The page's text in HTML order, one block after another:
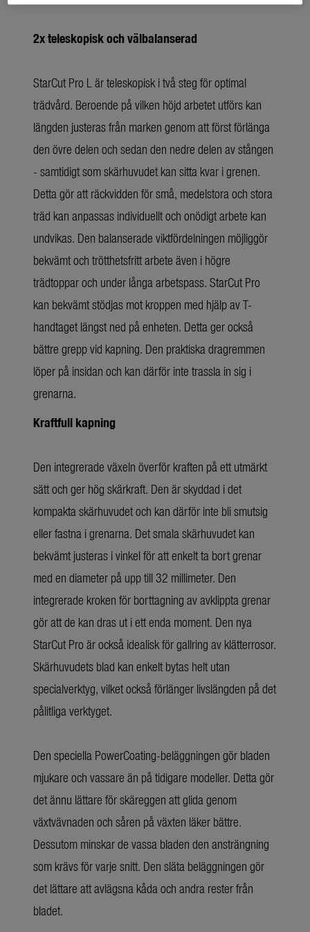
2x teleskopisk och välbalanserad
StarCut Pro L är teleskopisk i två steg för optimal
trädvård. Beroende på vilken höjd arbetet utförs kan
längden justeras från marken genom att först förlänga
den övre delen och sedan den nedre delen av stången
- samtidigt som skärhuvudet kan sitta kvar i grenen.
Detta gör att räckvidden för små, medelstora och stora
träd kan anpassas individuellt och onödigt arbete kan
undvikas. Den balanserade viktfördelningen möjliggör
bekvämt och trötthetsfritt arbete även i högre
trädtoppar och under långa arbetspass. StarCut Pro
kan bekvämt stödjas mot kroppen med hjälp av T-
handtaget längst ned på enheten. Detta ger också
bättre grepp vid kapning. Den praktiska dragremmen
löper på insidan och kan därför inte trassla in sig i
grenarna.
Kraftfull kapning
Den integrerade växeln överför kraften på ett utmärkt
sätt och ger hög skärkraft. Den är skyddad i det
kompakta skärhuvudet och kan därför inte bli smutsig
eller fastna i grenarna. Det smala skärhuvudet kan
bekvämt justeras i vinkel för att enkelt ta bort grenar
med en diameter på upp till 32 millimeter. Den
integrerade kroken för borttagning av avklippta grenar
gör att de kan dras ut i ett enda moment. Den nya
StarCut Pro är också idealisk för gallring av klätterrosor.
Skärhuvudets blad kan enkelt bytas helt utan
specialverktyg, vilket också förlänger livslängden på det
pålitliga verktyget.
Den speciella PowerCoating-beläggningen gör bladen
mjukare och vassare än på tidigare modeller. Detta gör
det ännu lättare för skäreggen att glida genom
växtvävnaden och såren på växten läker bättre.
Dessutom minskar de vassa bladen den ansträngning
som krävs för varje snitt. Den släta beläggningen gör
det lättare att avlägsna kåda och andra rester från
bladet.